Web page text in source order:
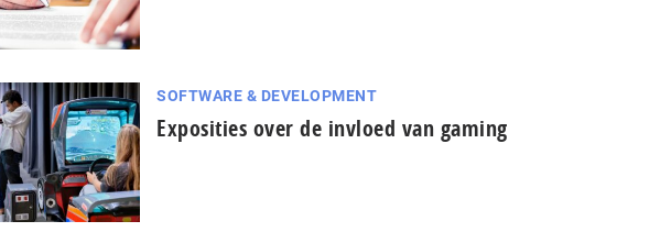
SOFTWARE & DEVELOPMENT
Exposities over de invloed van gaming